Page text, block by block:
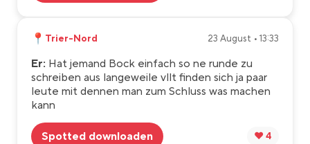
📍 Trier-Nord 23 August • 13:33
Er: Hat jemand Bock einfach so ne runde zu
schreiben aus langeweile vllt finden sich ja paar
leute mit dennen man zum Schluss was machen
kann
Spotted downloaden ❤️ 4